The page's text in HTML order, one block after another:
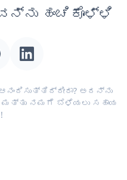
ಹಂಚಿಕೊಳ್ಳಿ
ಅದನ್ನು
ಮತ್ತು ನಮಗೆ ಬೆಳೆಯಲು ಸಹಾಯ